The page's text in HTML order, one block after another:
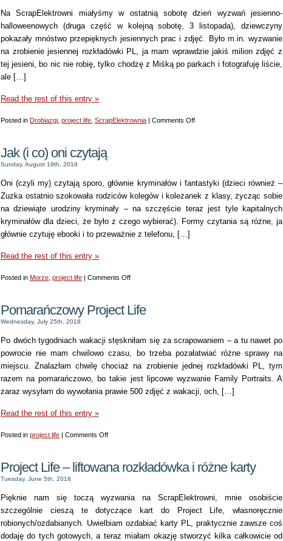
Na ScrapElektrowni miałyśmy w ostatnią sobotę dzień wyzwań jesienno-
halloweenowych (druga część w kolejną sobotę, 3 listopada), dziewczyny
pokazały mnóstwo przepięknych jesiennych prac i zdjęć. Było m.in. wyzwanie
na zrobienie jesiennej rozkładówki PL, ja mam wprawdzie jakiś milion zdjęć z
tej jesieni, bo nic nie robię, tylko chodzę z Miśką po parkach i fotografuję liście,
ale […]
Read the rest of this entry »
Posted in Drobiazgi project life ScrapElektrownia | Comments Offon
Jak (i co) oni czytają
Sunday, August 19th, 2018
Oni (czyli my) czytają sporo, głównie kryminałów i fantastyki (dzieci również –
Zuzka ostatnio szokowała rodziców kolegów i koleżanek z klasy, życząc sobie
na dziewiąte urodziny kryminały – na szczęście teraz jest tyle kapitalnych
kryminałów dla dzieci, że było z czego wybierać). Formy czytania są różne, ja
głównie czytuję ebooki i to przeważnie z telefonu, […]
Read the rest of this entry »
Posted in Morze project life | Comments Offon
co)
czytają
Pomarańczowy Project Life
Wednesday, July 25th, 2018
Po dwóch tygodniach wakacji stęskniłam się za scrapowaniem – a tu nawet po
powrocie nie mam chwilowo czasu, bo trzeba pozałatwiać różne sprawy na
miejscu. Znalazłam chwilę chociaż na zrobienie jednej rozkładówki PL, tym
razem na pomarańczowo, bo takie jest lipcowe wyzwanie Family Portraits. A
zaraz wysyłam do wywołania prawie 500 zdjęć z wakacji, och, […]
Read the rest of this entry »
Posted in project life | Comments Offon
Life
Project Life – liftowana rozkładówka i różne karty
Tuesday, June 5th, 2018
Pięknie nam się toczą wyzwania na ScrapElektrowni, mnie osobiście
szczególnie cieszą te dotyczące kart do Project Life, własnoręcznie
robionych/ozdabianych. Uwielbiam ozdabiać karty PL, praktycznie zawsze coś
dodaję do tych gotowych, a teraz miałam okazję stworzyć kilka całkowicie od